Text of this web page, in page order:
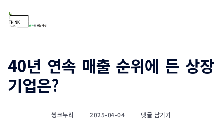
40년 연속 매출 순위에 든 상장
기업은?
씽크누리 2025-04-04 댓글 남기기